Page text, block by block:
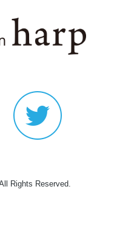
Rights Reserved.